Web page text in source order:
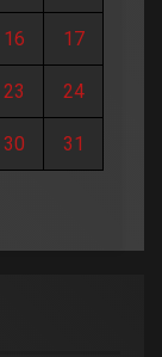
16 17
23 24
30 31